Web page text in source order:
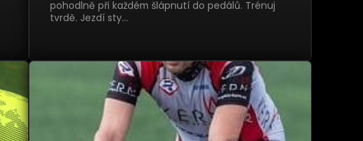
pohodlně při každém šlápnutí do pedálů. Trénuj
tvrdě. Jezdí sty…